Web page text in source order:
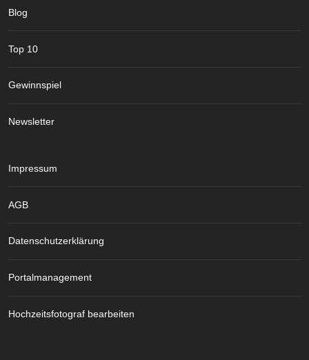
Blog
Top 10
Gewinnspiel
Newsletter
Impressum
AGB
Datenschutzerklärung
Portalmanagement
Hochzeitsfotograf bearbeiten